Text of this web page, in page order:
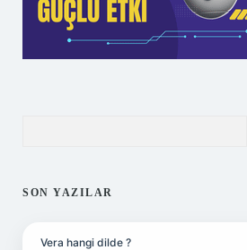
SON YAZILAR
Vera hangi dilde ?